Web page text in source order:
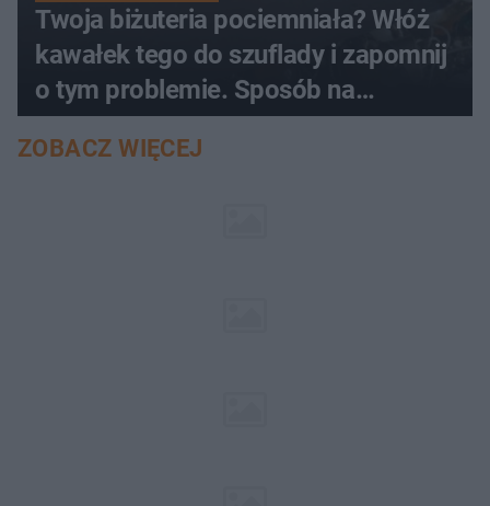
Twoja biżuteria pociemniała? Włóż
kawałek tego do szuflady i zapomnij
o tym problemie. Sposób na
pociemniałą biżuterię
ZOBACZ WIĘCEJ